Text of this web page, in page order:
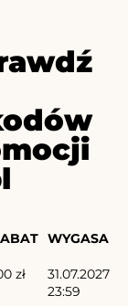
WYGASA
zł
31.07.2027
23:59